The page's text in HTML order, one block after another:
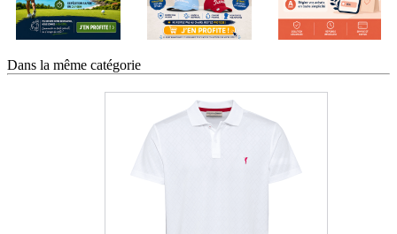
Dans la même catégorie